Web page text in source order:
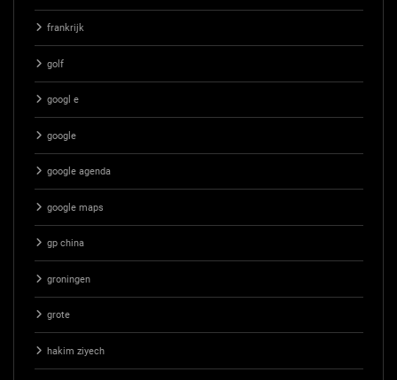
frankrijk
golf
googl e
google
google agenda
google maps
gp china
groningen
grote
hakim ziyech